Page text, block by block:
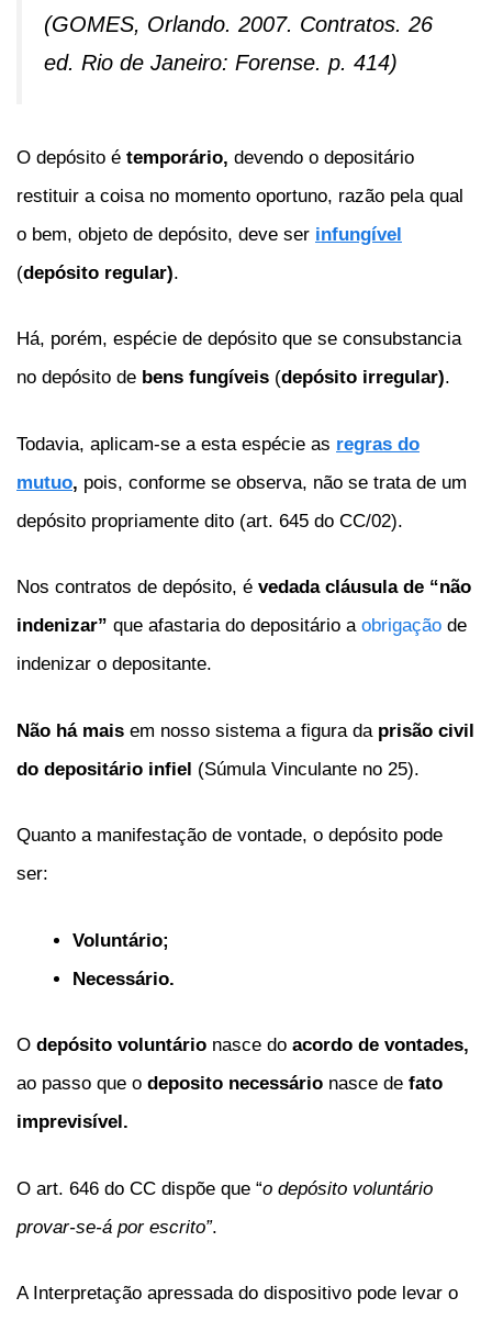
(GOMES, Orlando. 2007. Contratos. 26
ed. Rio de Janeiro: Forense. p. 414)
O depósito é temporário, devendo o depositário
restituir a coisa no momento oportuno, razão pela qual
o bem, objeto de depósito, deve ser infungível
(depósito regular).
Há, porém, espécie de depósito que se consubstancia
no depósito de bens fungíveis (depósito irregular).
Todavia, aplicam-se a esta espécie as regras do
mutuo, pois, conforme se observa, não se trata de um
depósito propriamente dito (art. 645 do CC/02).
Nos contratos de depósito, é vedada cláusula de “não
indenizar” que afastaria do depositário a obrigação de
indenizar o depositante.
Não há mais em nosso sistema a figura da prisão civil
do depositário infiel (Súmula Vinculante no 25).
Quanto a manifestação de vontade, o depósito pode
ser:
Voluntário;
Necessário.
O depósito voluntário nasce do acordo de vontades,
ao passo que o deposito necessário nasce de fato
imprevisível.
O art. 646 do CC dispõe que “o depósito voluntário
provar-se-á por escrito”.
A Interpretação apressada do dispositivo pode levar o